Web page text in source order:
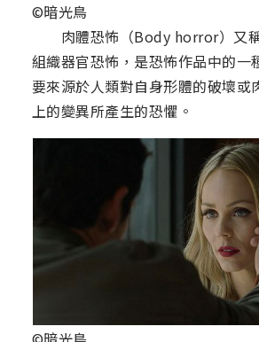
©暗光鳥
肉體恐怖（Body horror）又稱
組織器官恐怖，是恐怖作品中的一
要來源於人類對自身形體的破壞或
上的變異所產生的恐懼。